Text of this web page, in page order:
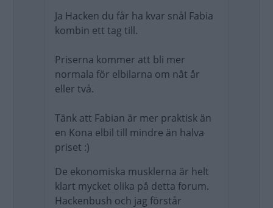
Ja Hacken du får ha kvar snål Fabia
kombin ett tag till.
Priserna kommer att bli mer
normala för elbilarna om nåt år
eller två.
Tänk att Fabian är mer praktisk än
en Kona elbil till mindre än halva
priset :)
De ekonomiska musklerna är helt
klart mycket olika på detta forum.
Hackenbush och jag förstår